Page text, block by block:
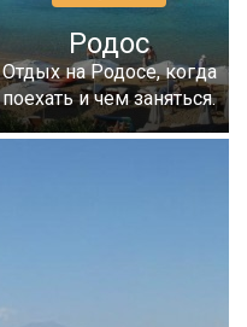
Родос
Отдых на Родосе, когда
поехать и чем заняться.